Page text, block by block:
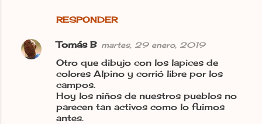
RESPONDER
Tomás B martes, 29 enero, 2019
Otro que dibujo con los lapices de
colores Alpino y corrió libre por los
campos.
Hoy los niños de nuestros pueblos no
parecen tan activos como lo fuimos
antes.